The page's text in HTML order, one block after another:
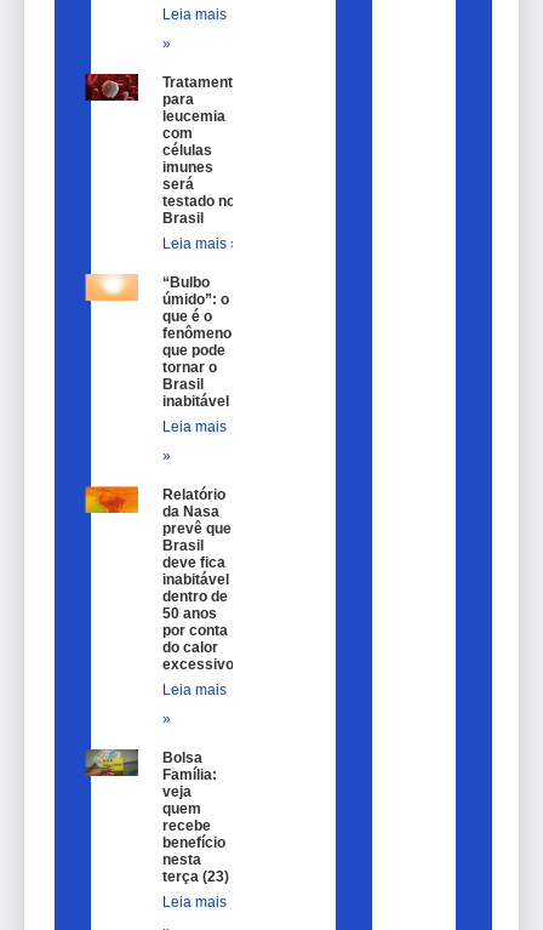
Leia mais
»
Tratamento
para
leucemia
com
células
imunes
será
testado no
Brasil
Leia mais »
“Bulbo
úmido”: o
que é o
fenômeno
que pode
tornar o
Brasil
inabitável
Leia mais
»
Relatório
da Nasa
prevê que
Brasil
deve fica
inabitável
dentro de
50 anos
por conta
do calor
excessivo
Leia mais
»
Bolsa
Família:
veja
quem
recebe
benefício
nesta
terça (23)
Leia mais